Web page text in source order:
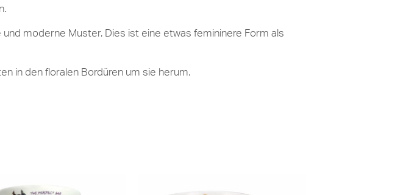
moderne Muster. Dies ist eine etwas femininere Form als
in den floralen Bordüren um sie herum.